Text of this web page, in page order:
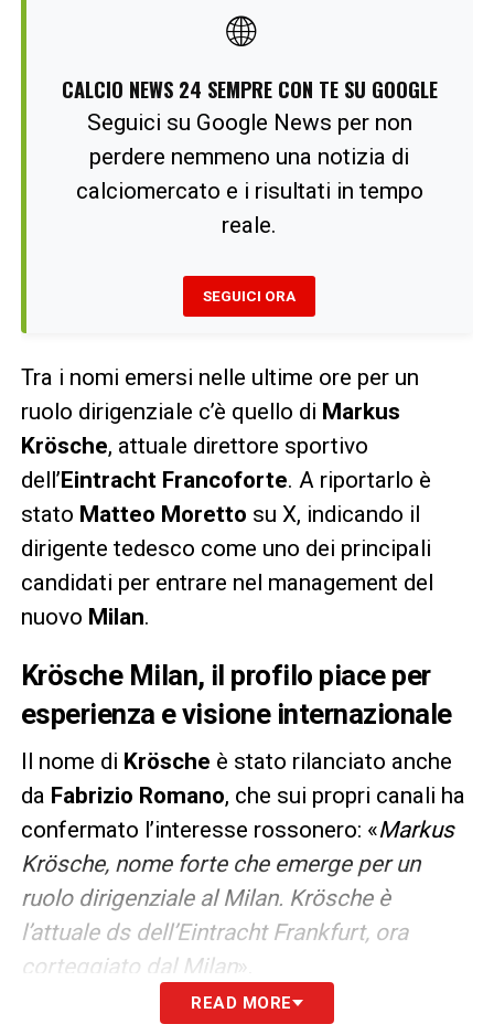
🌐
CALCIO NEWS 24 SEMPRE CON TE SU GOOGLE
Seguici su Google News per non
perdere nemmeno una notizia di
calciomercato e i risultati in tempo
reale.
SEGUICI ORA
Tra i nomi emersi nelle ultime ore per un
ruolo dirigenziale c’è quello di Markus
Krösche, attuale direttore sportivo
dell’ Eintracht Francoforte. A riportarlo è
stato Matteo Moretto su X, indicando il
dirigente tedesco come uno dei principali
candidati per entrare nel management del
nuovo Milan.
Krösche Milan, il profilo piace per
esperienza e visione internazionale
Il nome di Krösche è stato rilanciato anche
da Fabrizio Romano, che sui propri canali ha
confermato l’interesse rossonero: «Markus
Krösche, nome forte che emerge per un
ruolo dirigenziale al Milan. Krösche è
l’attuale ds dell’Eintracht Frankfurt, ora
corteggiato dal Milan».
READ MORE